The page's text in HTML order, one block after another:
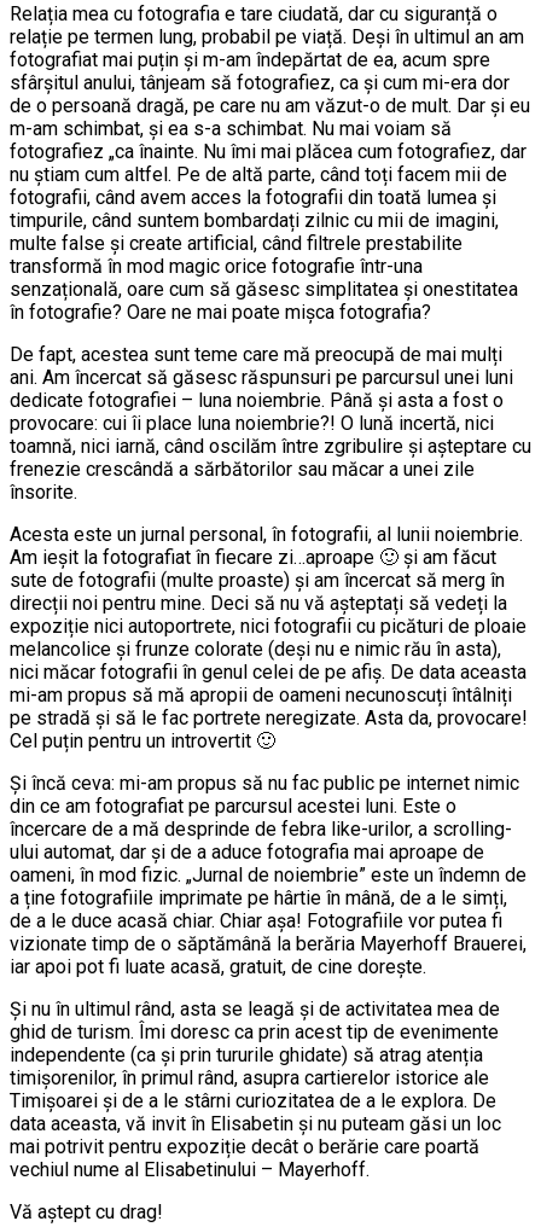
Relația mea cu fotografia e tare ciudată, dar cu siguranță o
relație pe termen lung, probabil pe viață. Deși în ultimul an am
fotografiat mai puțin și m-am îndepărtat de ea, acum spre
sfârșitul anului, tânjeam să fotografiez, ca și cum mi-era dor
de o persoană dragă, pe care nu am văzut-o de mult. Dar și eu
m-am schimbat, și ea s-a schimbat. Nu mai voiam să
fotografiez „ca înainte. Nu îmi mai plăcea cum fotografiez, dar
nu știam cum altfel. Pe de altă parte, când toți facem mii de
fotografii, când avem acces la fotografii din toată lumea și
timpurile, când suntem bombardați zilnic cu mii de imagini,
multe false și create artificial, când filtrele prestabilite
transformă în mod magic orice fotografie într-una
senzațională, oare cum să găsesc simplitatea și onestitatea
în fotografie? Oare ne mai poate mișca fotografia?
De fapt, acestea sunt teme care mă preocupă de mai mulți
ani. Am încercat să găsesc răspunsuri pe parcursul unei luni
dedicate fotografiei – luna noiembrie. Până și asta a fost o
provocare: cui îi place luna noiembrie?! O lună incertă, nici
toamnă, nici iarnă, când oscilăm între zgribulire și așteptare cu
frenezie crescândă a sărbătorilor sau măcar a unei zile
însorite.
Acesta este un jurnal personal, în fotografii, al lunii noiembrie.
Am ieșit la fotografiat în fiecare zi…aproape 🙂 și am făcut
sute de fotografii (multe proaste) și am încercat să merg în
direcții noi pentru mine. Deci să nu vă așteptați să vedeți la
expoziție nici autoportrete, nici fotografii cu picături de ploaie
melancolice și frunze colorate (deși nu e nimic rău în asta),
nici măcar fotografii în genul celei de pe afiș. De data aceasta
mi-am propus să mă apropii de oameni necunoscuți întâlniți
pe stradă și să le fac portrete neregizate. Asta da, provocare!
Cel puțin pentru un introvertit 🙂
Și încă ceva: mi-am propus să nu fac public pe internet nimic
din ce am fotografiat pe parcursul acestei luni. Este o
încercare de a mă desprinde de febra like-urilor, a scrolling-
ului automat, dar și de a aduce fotografia mai aproape de
oameni, în mod fizic. „Jurnal de noiembrie” este un îndemn de
a ține fotografiile imprimate pe hârtie în mână, de a le simți,
de a le duce acasă chiar. Chiar așa! Fotografiile vor putea fi
vizionate timp de o săptămână la berăria Mayerhoff Brauerei,
iar apoi pot fi luate acasă, gratuit, de cine dorește.
Și nu în ultimul rând, asta se leagă și de activitatea mea de
ghid de turism. Îmi doresc ca prin acest tip de evenimente
independente (ca și prin tururile ghidate) să atrag atenția
timișorenilor, în primul rând, asupra cartierelor istorice ale
Timișoarei și de a le stârni curiozitatea de a le explora. De
data aceasta, vă invit în Elisabetin și nu puteam găsi un loc
mai potrivit pentru expoziție decât o berărie care poartă
vechiul nume al Elisabetinului – Mayerhoff.
Vă aștept cu drag!